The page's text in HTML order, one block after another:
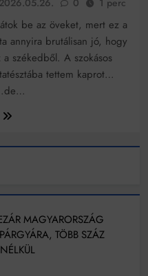
5 százalékkal is
után az
minket
a szerelem
a saját
te miért öltözöl
2026.05.26. 0 1 perc
be az öveket, mert ez a
annyira brutálisan jó, hogy
a székedből. A szokásos
tettem kaprot…
MAGYARORSZÁG
TÖBB SZÁZ